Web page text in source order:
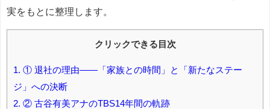
実をもとに整理します。
クリックできる目次
1. ① 退社の理由――「家族との時間」と「新たなステー
ジ」への決断
2. ② 古谷有美アナのTBS14年間の軌跡